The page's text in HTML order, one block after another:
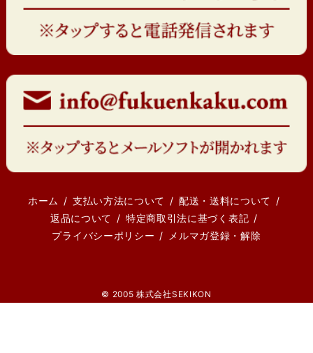
ホーム 支払い方法について
配送・送料について
返品について
特定商取引法に基づく表記
プライバシーポリシー
メルマガ登録・解除
© 2005 株式会社SEKIKON